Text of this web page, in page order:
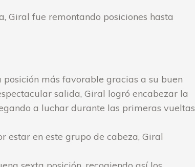
Giral fue remontando posiciones hasta
más favorable gracias a su buen
salida, Giral logró encabezar la
a luchar durante las primeras vueltas
estar en este grupo de cabeza, Giral